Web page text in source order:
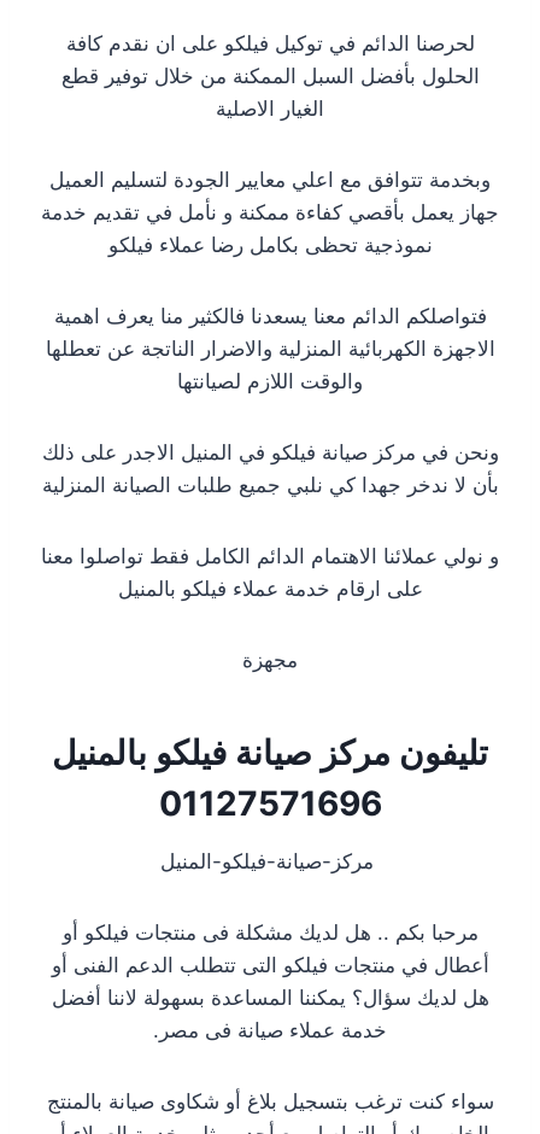
لحرصنا الدائم في توكيل فيلكو على ان نقدم كافة
الحلول بأفضل السبل الممكنة من خلال توفير قطع
الغيار الاصلية
وبخدمة تتوافق مع اعلي معايير الجودة لتسليم العميل
جهاز يعمل بأقصي كفاءة ممكنة و نأمل في تقديم خدمة
نموذجية تحظى بكامل رضا عملاء فيلكو
فتواصلكم الدائم معنا يسعدنا فالكثير منا يعرف اهمية
الاجهزة الكهربائية المنزلية والاضرار الناتجة عن تعطلها
والوقت اللازم لصيانتها
ونحن في مركز صيانة فيلكو في المنيل الاجدر على ذلك
بأن لا ندخر جهدا كي نلبي جميع طلبات الصيانة المنزلية
و نولي عملائنا الاهتمام الدائم الكامل فقط تواصلوا معنا
على ارقام خدمة عملاء فيلكو بالمنيل
مجهزة
تليفون مركز صيانة فيلكو بالمنيل
01127571696
مركز-صيانة-فيلكو-المنيل
مرحبا بكم .. هل لديك مشكلة فى منتجات فيلكو أو
أعطال في منتجات فيلكو التى تتطلب الدعم الفنى أو
هل لديك سؤال؟ يمكننا المساعدة بسهولة لاننا أفضل
خدمة عملاء صيانة فى مصر.
سواء كنت ترغب بتسجيل بلاغ أو شكاوى صيانة بالمنتج